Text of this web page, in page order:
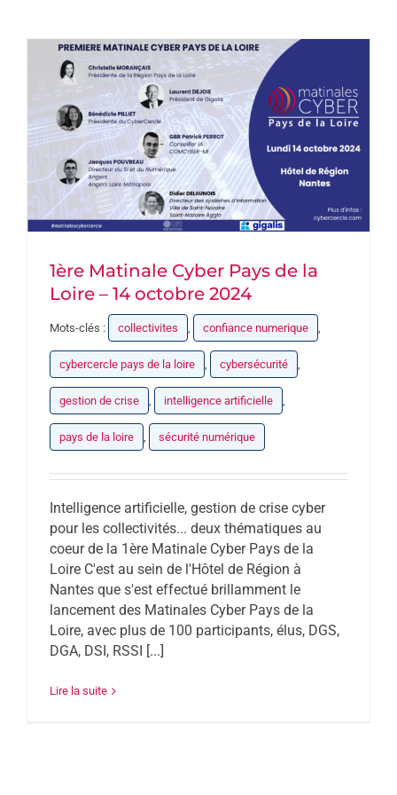
CONTACT
1ère Matinale Cyber Pays de la
Loire – 14 octobre 2024
Mots-clés : collectivites , confiance numerique ,
cybercercle pays de la loire , cybersécurité ,
gestion de crise , intelligence artificielle ,
pays de la loire , sécurité numérique
Intelligence artificielle, gestion de crise cyber
pour les collectivités... deux thématiques au
coeur de la 1ère Matinale Cyber Pays de la
Loire C'est au sein de l'Hôtel de Région à
Nantes que s'est effectué brillamment le
lancement des Matinales Cyber Pays de la
Loire, avec plus de 100 participants, élus, DGS,
DGA, DSI, RSSI [...]
Lire la suite